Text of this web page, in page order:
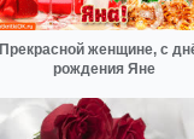
Прекрасной женщине, с
рождения Яне